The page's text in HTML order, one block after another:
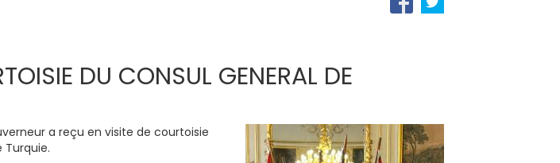
DU CONSUL GENERAL DE
a reçu en visite de courtoisie
Turquie.